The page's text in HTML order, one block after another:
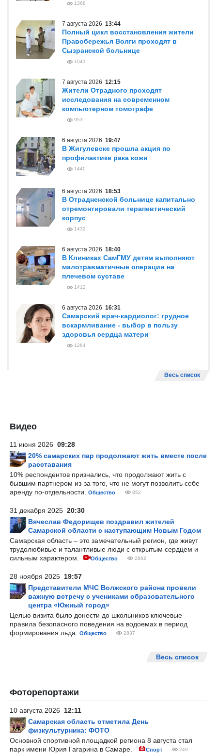
1368
7 августа 2026 13:44
Полный цикл восстановления жители
Правобережья Волги проходят в
Сызранской больнице
1041
7 августа 2026 12:15
Жители Отрадного проходят
исследования на современном
компьютерном томографе
953
6 августа 2026 19:47
В Жигулевске прошла акция по
профилактике рака кожи
1440
6 августа 2026 18:53
В Отрадненской больнице капитально
отремонтировали терапевтический
корпус
1432
6 августа 2026 18:40
В Клиниках СамГМУ детям выполняют
малотравматичные операции на
плечевом суставе
1412
6 августа 2026 16:31
Самарский врач-кардиолог: грудное
вскармливание - выбор в пользу
здоровья сердца матери
1264
Весь список
Видео
11 июня 2026 09:28
20% самарских пар продолжают жить вместе после
расставания
10% респондентов признались, что продолжают жить с
бывшим партнером из-за того, что не могут позволить себе
аренду по-отдельности.
Общество 852
31 декабря 2025 20:30
Вячеслав Федорищев поздравил жителей
Самарской области с наступающим Новым Годом
Самарская область – это замечательный регион, где живут
трудолюбивые и талантливые люди с открытым сердцем и
сильным характером.
Общество 2662
28 ноября 2025 19:57
Представители МЧС Волжского района провели
важную встречу с учениками образовательного
центра «Южный город»
Целью визита было донести до школьников ключевые
правила безопасного поведения на водоемах в период
формирования льда.
Общество 2837
Весь список
Фоторепортажи
10 августа 2026 12:11
Самарская область отметила День
физкультурника: ФОТО
Основной спортивной площадкой региона 8 августа стал
парк имени Юрия Гагарина в Самаре.
Спорт 249